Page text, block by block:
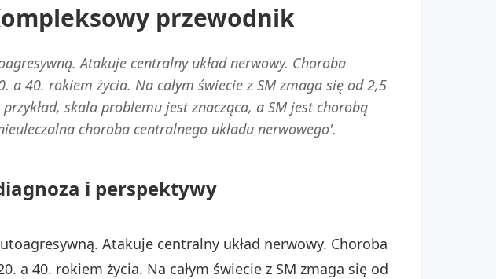
przewodnik
Atakuje centralny układ nerwowy. Choroba
a 40. rokiem życia. Na całym świecie z SM zmaga się od 2,5
skala problemu jest znacząca, a SM jest chorobą
choroba centralnego układu nerwowego'.
i perspektywy
Atakuje centralny układ nerwowy. Choroba
a 40. rokiem życia. Na całym świecie z SM zmaga się od